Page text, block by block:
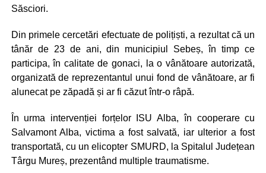
Săsciori.
Din primele cercetări efectuate de polițiști, a rezultat că un
tânăr de 23 de ani, din municipiul Sebeș, în timp ce
participa, în calitate de gonaci, la o vânătoare autorizată,
organizată de reprezentantul unui fond de vânătoare, ar fi
alunecat pe zăpadă și ar fi căzut într-o râpă.
În urma intervenției forțelor ISU Alba, în cooperare cu
Salvamont Alba, victima a fost salvată, iar ulterior a fost
transportată, cu un elicopter SMURD, la Spitalul Județean
Târgu Mureș, prezentând multiple traumatisme.